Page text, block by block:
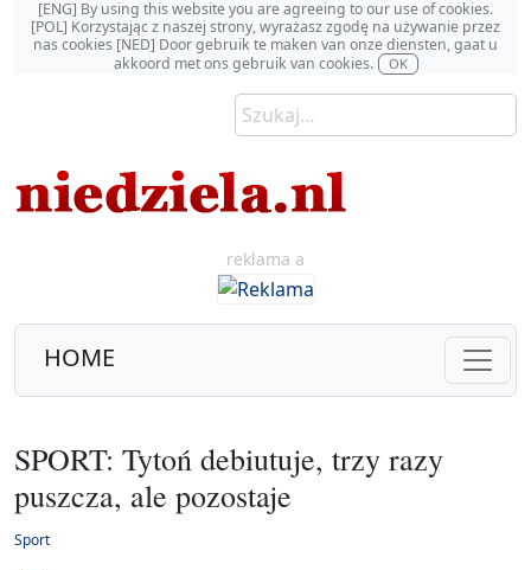
[ENG] By using this website you are agreeing to our use of cookies.
[POL] Korzystając z naszej strony, wyrażasz zgodę na używanie przez
nas cookies [NED] Door gebruik te maken van onze diensten, gaat u
akkoord met ons gebruik van cookies.
OK
reklama a
HOME
SPORT: Tytoń debiutuje, trzy razy
puszcza, ale pozostaje
Sport